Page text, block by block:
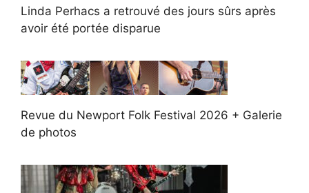
Linda Perhacs a retrouvé des jours sûrs après
avoir été portée disparue
Revue du Newport Folk Festival 2026 + Galerie
de photos